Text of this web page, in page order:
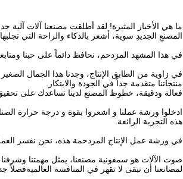
ما هي الأخبار المثيرة! لقد أطلقت مصنعنا آلات
المصنعِ الجديدِ سوية، أشعر بالذكاء والراحة التي تجلبها
في هذا المشهد المزدحم، نحافظ دائماً على حبنا
في زاوية من الطابق الإنتاج، وجدنا هذا الجمال
منتجاتنا متقدمة جداً في الجودة والابتكار.
فعالة ودقيقة، خطوط المصنع لدينا تساعدك على
ادخلوا ورشة عملنا و اشعروا بقوة و درجة حرارة
هذه التجربة الرائعة.
في ورشة عمل الإنتاج المزدحمة هذه، نحن نفسر
صوت الآلات هو سمفونية مصنعنا، يمثل مهمتنا
لمصانعنا أن تبقى لا تقهر في المنافسة